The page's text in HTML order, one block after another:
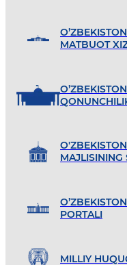
MATBUOT
MAJLISINING
PORTALI
MILLIY